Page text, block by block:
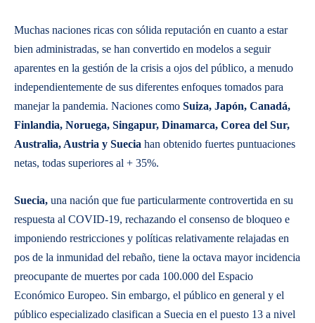
Muchas naciones ricas con sólida reputación en cuanto a estar
bien administradas, se han convertido en modelos a seguir
aparentes en la gestión de la crisis a ojos del público, a menudo
independientemente de sus diferentes enfoques tomados para
manejar la pandemia. Naciones como Suiza, Japón, Canadá,
Finlandia, Noruega, Singapur, Dinamarca, Corea del Sur,
Australia, Austria y Suecia han obtenido fuertes puntuaciones
netas, todas superiores al + 35%.
Suecia, una nación que fue particularmente controvertida en su
respuesta al COVID-19, rechazando el consenso de bloqueo e
imponiendo restricciones y políticas relativamente relajadas en
pos de la inmunidad del rebaño, tiene la octava mayor incidencia
preocupante de muertes por cada 100.000 del Espacio
Económico Europeo. Sin embargo, el público en general y el
público especializado clasifican a Suecia en el puesto 13 a nivel